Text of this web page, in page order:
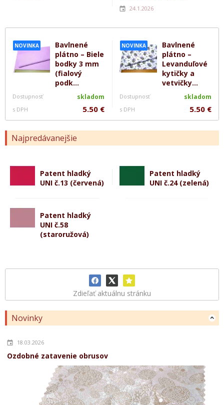
NOVINKA
Bavlnené
plátno – Biele
bodky 3 mm
(fialový
podk...
Dostupnosť skladom
s DPH 5.50 €
NOVINKA
Bavlnené
plátno –
Levanduľové
kytičky a
vetvičky...
Dostupnosť skladom
s DPH 5.50 €
Najpredávanejšie
Patent hladký
UNI č.13 (červená)
Patent hladký
UNI č.24 (zelená)
Patent hladký
UNI č.58
(staroružová)
Zdieľať aktuálnu stránku
Novinky
18.03.2026
Ozdobné zatavenie obrusov
24.1.2026